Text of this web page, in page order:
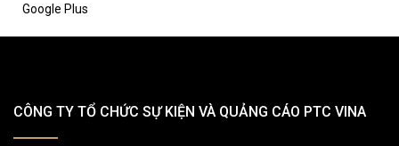
Google Plus
CÔNG TY TỔ CHỨC SỰ KIỆN VÀ QUẢNG CÁO PTC VINA